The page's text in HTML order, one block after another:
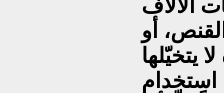
الآلاف
أو
يتخيّلها
استخدام